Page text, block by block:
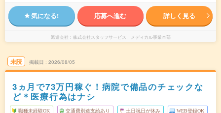
気になる! 応募へ進む 詳しく見る
派遣会社 株式会社スタッフサービス メディカル事業本部
未読 掲載日 2026/08/05
3ヵ月で73万円稼ぐ！病院で備品のチェックな
ど＊医療行為はナシ
職種未経験OK 交通費別途支給あり 土日祝日が休み WEB登録OK